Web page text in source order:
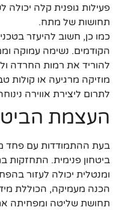
פעילות גופנית קלה
תחושות של מתח.
כמו כן, חשוב להיעזר
הקודמים. נשימה עמוקה
להוריד את רמות החרדה
מוזיקה מרגיעה או
לתרום ליצירת אווירה
העצמת
בעת ההתמודדות עם פחד
ביטחון פנימית. התחזקות
ומנטלית יכולה לעזור
הכנה מעמיקה, הכוללת
תחושת שליטה ומפחיתה